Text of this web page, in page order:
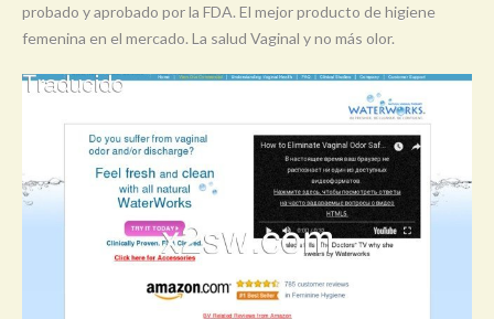
probado y aprobado por la FDA. El mejor producto de higiene
femenina en el mercado. La salud Vaginal y no más olor.